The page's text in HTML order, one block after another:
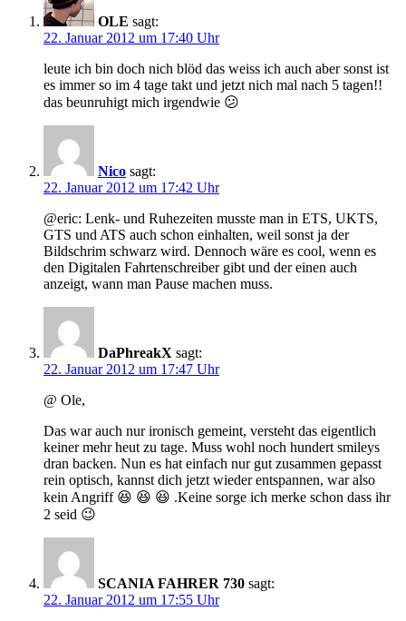
OLE sagt:
22. Januar 2012 um 17:40 Uhr
leute ich bin doch nich blöd das weiss ich auch aber sonst ist
es immer so im 4 tage takt und jetzt nich mal nach 5 tagen!!
das beunruhigt mich irgendwie 😕
Nico sagt:
22. Januar 2012 um 17:42 Uhr
@eric: Lenk- und Ruhezeiten musste man in ETS, UKTS,
GTS und ATS auch schon einhalten, weil sonst ja der
Bildschrim schwarz wird. Dennoch wäre es cool, wenn es
den Digitalen Fahrtenschreiber gibt und der einen auch
anzeigt, wann man Pause machen muss.
DaPhreakX sagt:
22. Januar 2012 um 17:47 Uhr
@ Ole,
Das war auch nur ironisch gemeint, versteht das eigentlich
keiner mehr heut zu tage. Muss wohl noch hundert smileys
dran backen. Nun es hat einfach nur gut zusammen gepasst
rein optisch, kannst dich jetzt wieder entspannen, war also
kein Angriff 😆 😆 😆 .Keine sorge ich merke schon dass ihr
2 seid 😉
SCANIA FAHRER 730 sagt:
22. Januar 2012 um 17:55 Uhr